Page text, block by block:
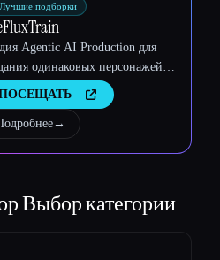
Лучшие подборки
Agentic AI Production для
одинаковых персонажей,
процессов и видео
→
Выбор категории